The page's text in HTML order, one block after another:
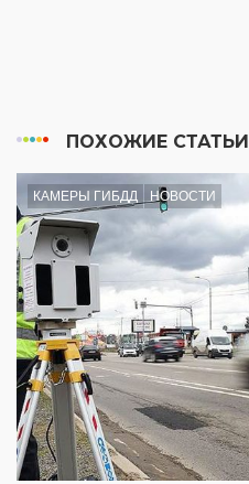
ПОХОЖИЕ СТАТЬИ
КАМЕРЫ ГИБДД НОВОСТИ